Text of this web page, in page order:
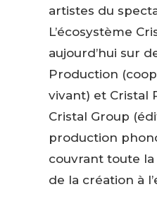
artistes du
L’écosystème
aujourd’hui sur
Production
vivant) et Cristal
Cristal Group
production
couvrant toute
de la création à